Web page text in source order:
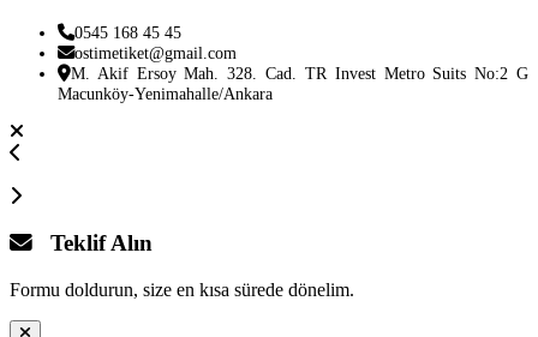
0545 168 45 45
ostimetiket@gmail.com
M. Akif Ersoy Mah. 328. Cad. TR Invest Metro Suits No:2 G
Macunköy-Yenimahalle/Ankara
Teklif Alın
Formu doldurun, size en kısa sürede dönelim.